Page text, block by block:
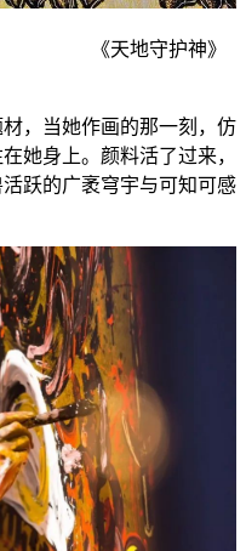
护神》
，当她作画的那一刻，仿
她身上。颜料活了过来，
跃的广袤穹宇与可知可感